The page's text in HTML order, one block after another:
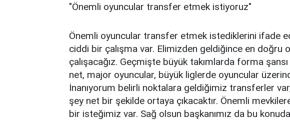
"Önemli oyuncular transfer etmek istiyoruz"
Önemli oyuncular transfer etmek istediklerini ifade
ciddi bir çalışma var. Elimizden geldiğince en doğru
çalışacağız. Geçmişte büyük takımlarda forma
net, major oyuncular, büyük liglerde oyuncular
İnanıyorum belirli noktalara geldiğimiz transferler
şey net bir şekilde ortaya çıkacaktır. Önemli
bir isteğimiz var. Sağ olsun başkanımız da bu